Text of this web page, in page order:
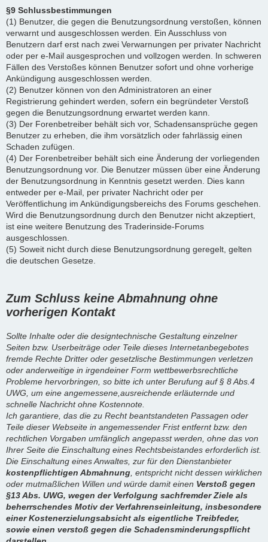
§9 Schlussbestimmungen
(1) Benutzer, die gegen die Benutzungsordnung verstoßen, können
verwarnt und ausgeschlossen werden. Ein Ausschluss von
Benutzern darf erst nach zwei Verwarnungen per privater Nachricht
oder per e-Mail ausgesprochen und vollzogen werden. In schweren
Fällen des Verstoßes können Benutzer sofort und ohne vorherige
Ankündigung ausgeschlossen werden.
(2) Benutzer können von den Administratoren an einer
Registrierung gehindert werden, sofern ein begründeter Verstoß
gegen die Benutzungsordnung erwartet werden kann.
(3) Der Forenbetreiber behält sich vor, Schadensansprüche gegen
Benutzer zu erheben, die ihm vorsätzlich oder fahrlässig einen
Schaden zufügen.
(4) Der Forenbetreiber behält sich eine Änderung der vorliegenden
Benutzungsordnung vor. Die Benutzer müssen über eine Änderung
der Benutzungsordnung in Kenntnis gesetzt werden. Dies kann
entweder per e-Mail, per privater Nachricht oder per
Veröffentlichung im Ankündigungsbereichs des Forums geschehen.
Wird die Benutzungsordnung durch den Benutzer nicht akzeptiert,
ist eine weitere Benutzung des Traderinside-Forums
ausgeschlossen.
(5) Soweit nicht durch diese Benutzungsordnung geregelt, gelten
die deutschen Gesetze.
Zum Schluss keine Abmahnung ohne
vorherigen Kontakt
Sollte Inhalte oder die designtechnische Gestaltung einzelner
Seiten bzw. Userbeiträge oder Teile dieses Internetanbegebotes
fremde Rechte Dritter oder gesetzlische Bestimmungen verletzen
oder anderweitige in irgendeiner Form wettbewerbsrechtliche
Probleme hervorbringen, so bitte ich unter Berufung auf § 8 Abs.4
UWG, um eine angemessene,ausreichende erläuternde und
schnelle Nachricht ohne Kostennote.
Ich garantiere, das die zu Recht beantstandeten Passagen oder
Teile dieser Webseite in angemessender Frist entfernt bzw. den
rechtlichen Vorgaben umfänglich angepasst werden, ohne das von
Ihrer Seite die Einschaltung eines Rechtsbeistandes erforderlich ist.
Die Einschaltung eines Anwaltes, zur für den Dienstanbieter
kostenpflichtigen Abmahnung , entspricht nicht dessen wirklichen
oder mutmaßlichen Willen und würde damit einen Verstoß gegen
§13 Abs. UWG, wegen der Verfolgung sachfremder Ziele als
beherrschendes Motiv der Verfahrenseinleitung, insbesondere
einer Kostenerzielungsabsicht als eigentliche Treibfeder,
sowie einen verstoß gegen die Schadensminderungspflicht